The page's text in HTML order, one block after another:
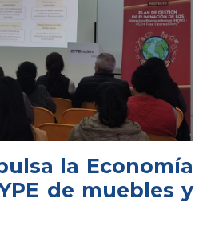
la Economía
de muebles y